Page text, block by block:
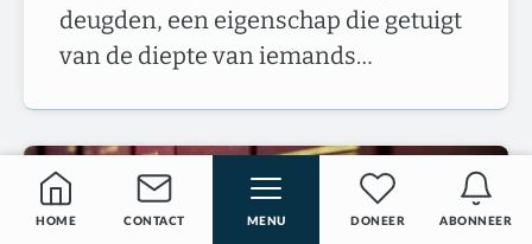
ABONNEER
DONEER
MENU
CONTACT
HOME
deugden, een eigenschap die getuigt
van de diepte van iemands…